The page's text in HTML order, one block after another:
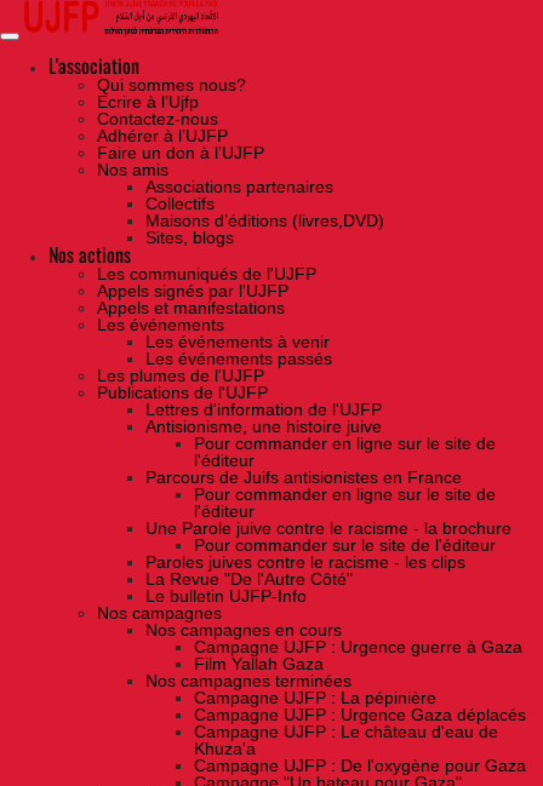
Skip
the
contentL'association
Qui sommes nous?
Ecrire à l’Ujfp
Contactez-nous
Adhérer à l’UJFP
Faire un don à l’UJFP
Nos amis
Associations partenaires
Collectifs
Maisons d’éditions (livres,DVD)
Sites, blogs
Nos actions
Les communiqués de l'UJFP
Appels signés par l'UJFP
Appels et manifestations
Les événements
Les événements à venir
Les événements passés
Les plumes de l'UJFP
Publications de l'UJFP
Lettres d'information de l'UJFP
Antisionisme, une histoire juive
Pour commander en ligne sur le site de
l'éditeur
Parcours de Juifs antisionistes en France
Pour commander en ligne sur le site de
l'éditeur
Une Parole juive contre le racisme - la brochure
Pour commander sur le site de l'éditeur
Paroles juives contre le racisme - les clips
La Revue "De l'Autre Côté"
Le bulletin UJFP-Info
Nos campagnes
Nos campagnes en cours
Campagne UJFP : Urgence guerre à Gaza
Film Yallah Gaza
Nos campagnes terminées
Campagne UJFP : La pépinière
Campagne UJFP : Urgence Gaza déplacés
Campagne UJFP : Le château d'eau de
Khuza'a
Campagne UJFP : De l'oxygène pour Gaza